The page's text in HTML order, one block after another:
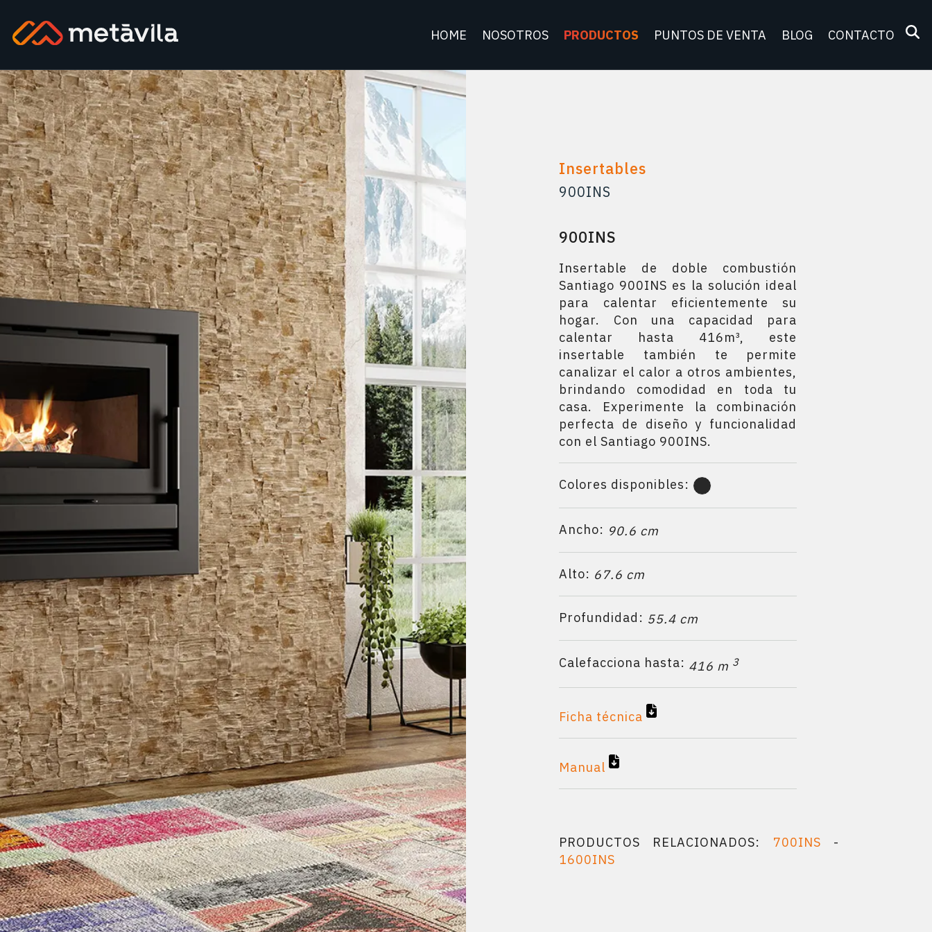
HOME NOSOTROS PRODUCTOS PUNTOS DE VENTA BLOG CONTACTO
Insertables
900INS
900INS
Insertable de doble combustión
Santiago 900INS es la solución ideal
para calentar eficientemente su
hogar. Con una capacidad para
calentar hasta 416m³, este
insertable también te permite
canalizar el calor a otros ambientes,
brindando comodidad en toda tu
casa. Experimente la combinación
perfecta de diseño y funcionalidad
con el Santiago 900INS.
Colores disponibles:
Ancho: 90.6 cm
Alto: 67.6 cm
Profundidad: 55.4 cm
Calefacciona hasta: 416 m 3
Ficha técnica
Manual
PRODUCTOS RELACIONADOS: 700INS -
1600INS